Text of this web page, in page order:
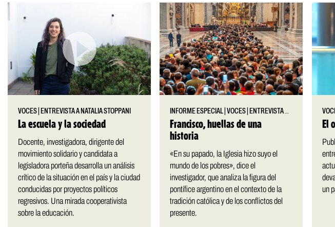
VOCES ENTREVISTA A NATALIA STOPPANI
La escuela y la sociedad
Docente, investigadora, dirigente del
movimiento solidario y candidata a
legisladora porteña desarrolla un análisis
crítico de la situación en el país y la ciudad
conducidas por proyectos políticos
regresivos. Una mirada cooperativista
sobre la educación.
INFORME ESPECIAL |VOCES ENTREVISTA A FORTUNATO MALLIMACI
Francisco, huellas de una
historia
«En su papado, la Iglesia hizo suyo el
mundo de los pobres», dice el
investigador, que analiza la figura del
pontífice argentino en el contexto de la
tradición católica y de los conflictos del
presente.
El
un